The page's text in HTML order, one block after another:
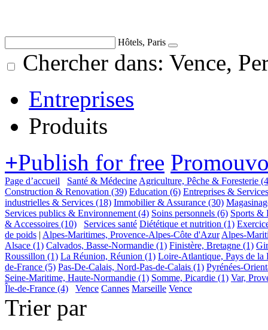
Hôtels, Paris
Chercher dans: Vence,
Entreprises
Produits
+Publish for free
Page d’accueil Santé & Médecine Agriculture, Pêche & Foresterie
Construction & Renovation (39) Education (6) Entreprises &
industrielles & Services (18) Immobilier & Assurance (30)
Services publics & Environnement (4) Soins personnels (6) Sports &
& Accessoires (10) Services santé Diététique et nutrition (1)
de poids | Alpes-Maritimes, Provence-Alpes-Côte d'Azur Alpes-
Alsace (1) Calvados, Basse-Normandie (1) Finistère, Bretagne (1)
Roussillon (1) La Réunion, Réunion (1) Loire-Atlantique, Pays de la
de-France (5) Pas-De-Calais, Nord-Pas-de-Calais (1) Pyrénées-
Seine-Maritime, Haute-Normandie (1) Somme, Picardie (1) Var,
Île-de-France (4) Vence Cannes Marseille Vence
Trier par